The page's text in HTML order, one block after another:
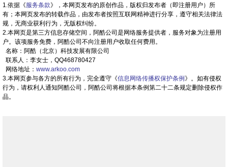
1.依据《服务条款》，本网页发布的原创作品，版权归发布者（即注册用户）所
有；本网页发布的转载作品，由发布者按照互联网精神进行分享，遵守相关法律法
规，无商业获利行为，无版权纠纷。
2.本网页是第三方信息存储空间，阿酷公司是网络服务提供者，服务对象为注册用
户。该项服务免费，阿酷公司不向注册用户收取任何费用。
名称：阿酷（北京）科技发展有限公司
联系人：李女士，QQ468780427
网络地址： www.arkoo.com
3.本网页参与各方的所有行为，完全遵守《信息网络传播权保护条例 》。如有侵权
行为，请权利人通知阿酷公司，阿酷公司将根据本条例第二十二条规定删除侵权作
品。